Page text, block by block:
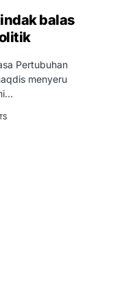
balas
Pertubuhan
menyeru